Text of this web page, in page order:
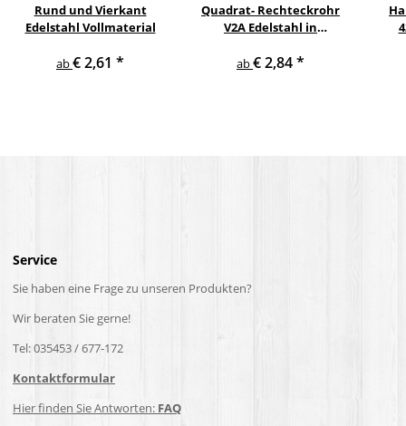
Rund und Vierkant
Edelstahl Vollmaterial
ab€ 2,61 *
Quadrat- Rechteckrohr
V2A Edelstahl in
Querschnitten und
ab€ 2,84*
Service
Sie haben eine Frage zu unseren Produkten?
Wir beraten Sie gerne!
Tel: 035453 / 677-172
Kontaktformular
Hier finden Sie Antworten: FAQ